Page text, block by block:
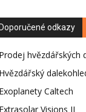
odkazy
hvězdářských
Caltech
Visions II